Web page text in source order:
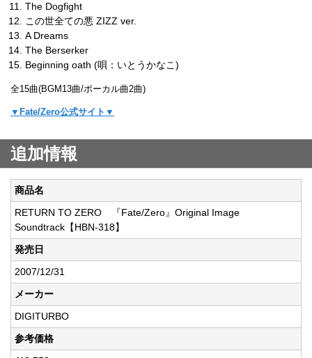
The Dogfight
この世全ての悪 ZIZZ ver.
A Dreams
The Berserker
Beginning oath (唄：いとうかなこ)
全15曲(BGM13曲/ボーカル曲2曲)
▼Fate/Zero公式サイト▼
追加情報
商品名
RETURN TO ZERO 『Fate/Zero』Original Image
Soundtrack【HBN-318】
発売日
2007/12/31
メーカー
DIGITURBO
参考価格